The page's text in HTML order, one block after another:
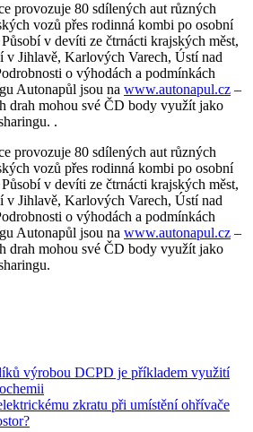
provozuje 80 sdílených aut různých
vozů přes rodinná kombi po osobní
v devíti ze čtrnácti krajských měst,
v Jihlavě, Karlových Varech, Ústí nad
o výhodách a podmínkách
Autonapůl jsou na www.autonapul.cz –
drah mohou své ČD body využít jako
.
provozuje 80 sdílených aut různých
vozů přes rodinná kombi po osobní
v devíti ze čtrnácti krajských měst,
v Jihlavě, Karlových Varech, Ústí nad
o výhodách a podmínkách
Autonapůl jsou na www.autonapul.cz –
drah mohou své ČD body využít jako
výrobou DCPD je příkladem využití
zkratu při umístění ohřívače